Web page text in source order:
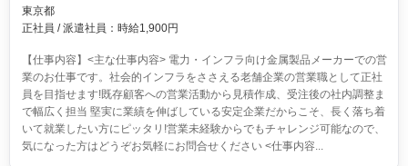
東京都
正社員 / 派遣社員：時給1,900円
【仕事内容】<主な仕事内容> 電力・インフラ向け金属製品メーカーでの営
業のお仕事です。社会的インフラをささえる老舗企業の営業職として正社
員を目指せます!既存顧客への営業活動から見積作成、受注後の社内調整ま
で幅広く担当 堅実に業績を伸ばしている安定企業だからこそ、長く落ち着
いて就業したい方にピッタリ!営業未経験からでもチャレンジ可能なので、
気になった方はどうぞお気軽にお問合せください <仕事内容...